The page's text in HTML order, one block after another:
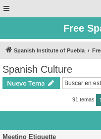
Free
Spanish Institute of Puebla
Spanish Culture
Nuevo Tema
91 temas 1
Meeting Etiquette